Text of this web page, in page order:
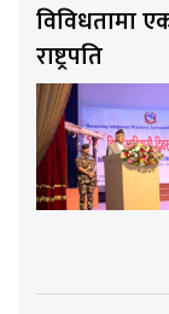
विविधतामा
राष्ट्रपति